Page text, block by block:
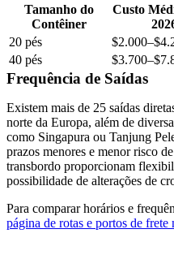
Tamanho do
Contêiner
Custo
20 pés
40 pés
Frequência de Saídas
Existem mais de 25 saídas
norte da Europa, além de
como Singapura ou Tanjung
prazos menores e menor risco
transbordo proporcionam
possibilidade de alterações de
Para comparar horários e
página de rotas e portos de frete